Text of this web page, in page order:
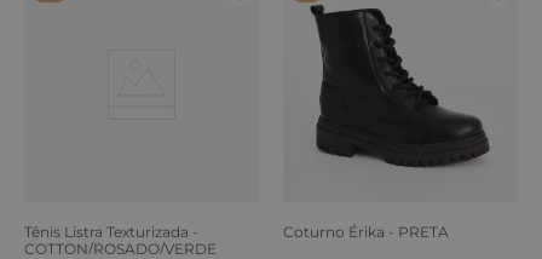
Tênis Listra Texturizada -
COTTON/ROSADO/VERDE
Coturno Érika - PRETA